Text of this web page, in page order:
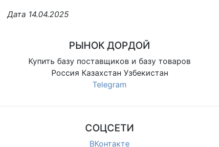
Дата 14.04.2025
РЫНОК ДОРДОЙ
Купить базу поставщиков и базу товаров
Россия Казахстан Узбекистан
Telegram
СОЦСЕТИ
ВКонтакте